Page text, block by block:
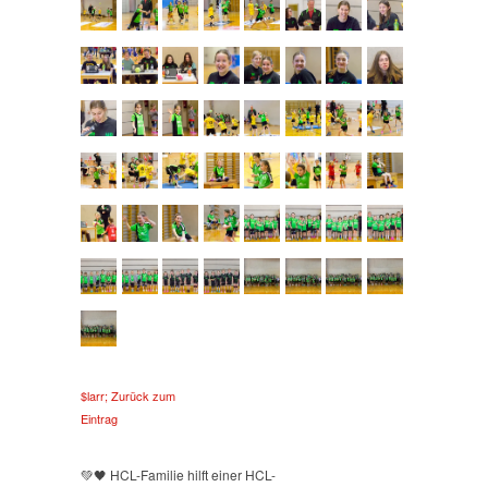
$larr; Zurück zum
Eintrag
💚🖤 HCL-Familie hilft einer HCL-